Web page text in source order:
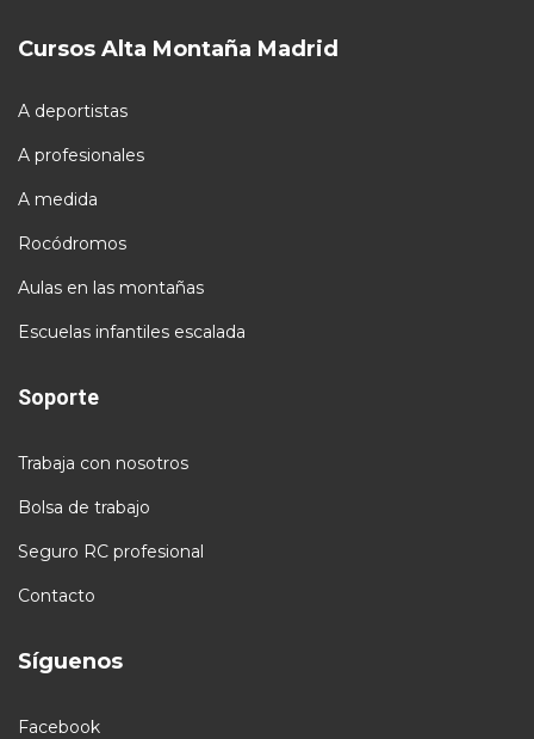
Cursos Alta Montaña Madrid
A deportistas
A profesionales
A medida
Rocódromos
Aulas en las montañas
Escuelas infantiles escalada
Soporte
Trabaja con nosotros
Bolsa de trabajo
Seguro RC profesional
Contacto
Síguenos
Facebook